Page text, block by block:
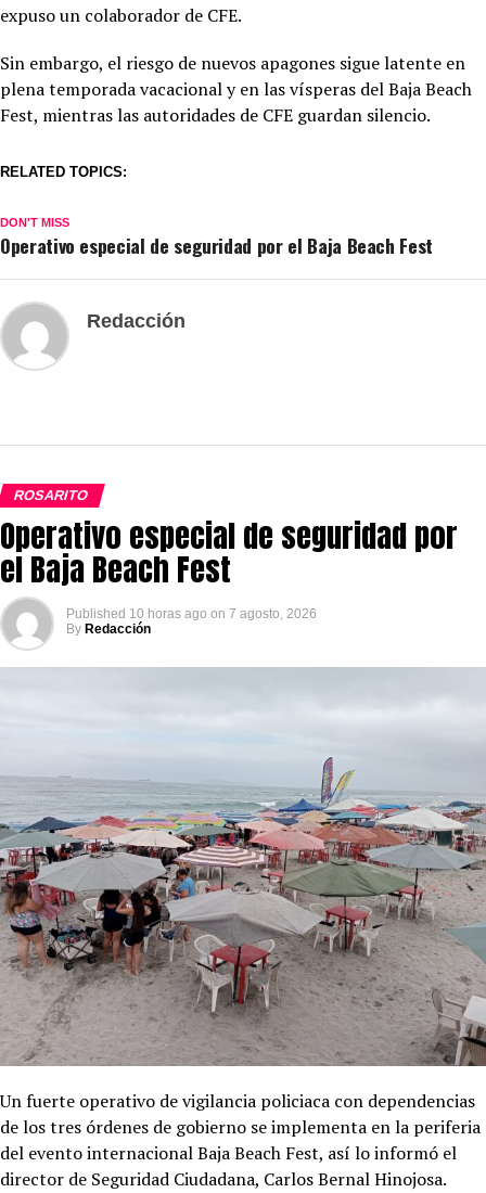
expuso un colaborador de CFE.
Sin embargo, el riesgo de nuevos apagones sigue latente en
plena temporada vacacional y en las vísperas del Baja Beach
Fest, mientras las autoridades de CFE guardan silencio.
RELATED TOPICS:
DON'T MISS
Operativo especial de seguridad por el Baja Beach Fest
Redacción
ROSARITO
Operativo especial de seguridad por
el Baja Beach Fest
Published 10 horas ago on 7 agosto, 2026
By Redacción
Un fuerte operativo de vigilancia policiaca con dependencias
de los tres órdenes de gobierno se implementa en la periferia
del evento internacional Baja Beach Fest, así lo informó el
director de Seguridad Ciudadana, Carlos Bernal Hinojosa.